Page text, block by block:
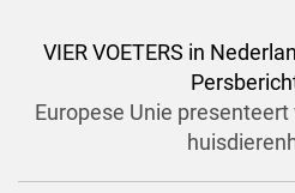
VIER VOETERS in
Europese Unie